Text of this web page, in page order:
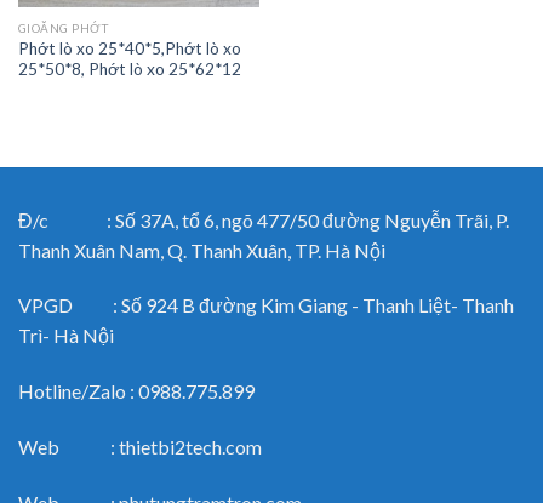
GIOĂNG PHỚT
Phớt lò xo 25*40*5,Phớt lò xo
25*50*8, Phớt lò xo 25*62*12
Đ/c : Số 37A, tổ 6, ngõ 477/50 đường Nguyễn Trãi, P.
Thanh Xuân Nam, Q. Thanh Xuân, TP. Hà Nội
VPGD : Số 924 B đường Kim Giang - Thanh Liệt- Thanh
Trì- Hà Nội
Hotline/Zalo : 0988.775.899
Web : thietbi2tech.com